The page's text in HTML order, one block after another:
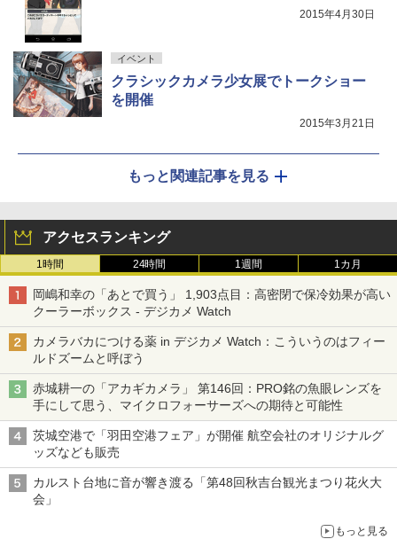
2015年4月30日
イベント
クラシックカメラ少女展でトークショー
を開催
2015年3月21日
もっと関連記事を見る
アクセスランキング
1時間 24時間 1週間 1カ月
岡嶋和幸の「あとで買う」 1,903点目：高密閉で保冷効果が高い
クーラーボックス - デジカメ Watch
カメラバカにつける薬 in デジカメ Watch：こういうのはフィー
ルドズームと呼ぼう
赤城耕一の「アカギカメラ」 第146回：PRO銘の魚眼レンズを
手にして思う、マイクロフォーサーズへの期待と可能性
茨城空港で「羽田空港フェア」が開催 航空会社のオリジナルグ
ッズなども販売
カルスト台地に音が響き渡る「第48回秋吉台観光まつり花火大
会」
もっと見る